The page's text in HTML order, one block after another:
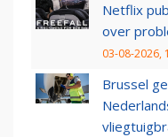
Netflix
over
03-08-2026,
Brussel